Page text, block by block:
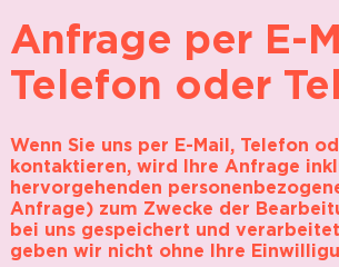
Anfrage per E-
Telefon oder
Wenn Sie uns per E-Mail, Telefon
kontaktieren, wird Ihre Anfrage
hervorgehenden
Anfrage) zum Zwecke der
bei uns gespeichert und
geben wir nicht ohne Ihre